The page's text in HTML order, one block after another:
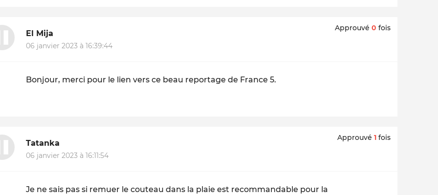
El Mija
06 janvier 2023 à 16:39:44
Approuvé 0 fois
Bonjour, merci pour le lien vers ce beau reportage de France 5.
Tatanka
06 janvier 2023 à 16:11:54
Approuvé 1 fois
Je ne sais pas si remuer le couteau dans la plaie est recommandable pour la